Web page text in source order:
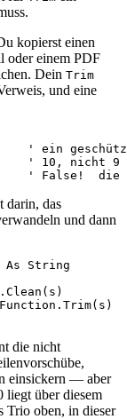
kopierst einen
oder einem PDF
Dein Trim
und eine
' ein
' 10, nicht 9
darin, das
und dann
As String
die nicht
einsickern — aber
liegt über diesem
Trio oben, in dieser